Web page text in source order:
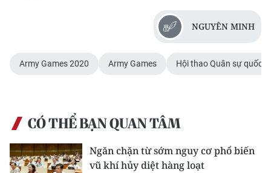
NGUYÊN MINH
Army Games 2020 Army Games Hội thao Quân sự quốc tế
CÓ THỂ BẠN QUAN TÂM
Ngăn chặn từ sớm nguy cơ phổ biến
vũ khí hủy diệt hàng loạt